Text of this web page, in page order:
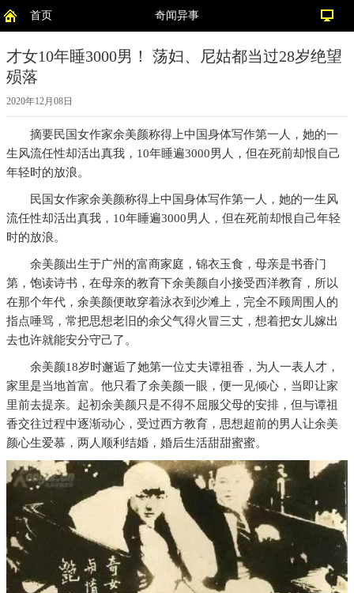
首页 奇闻异事
才女10年睡3000男！ 荡妇、尼姑都当过28岁绝望
殒落
2020年12月08日
摘要民国女作家余美颜称得上中国身体写作第一人，她的一
生风流任性却活出真我，10年睡遍3000男人，但在死前却恨自己
年轻时的放浪。
民国女作家余美颜称得上中国身体写作第一人，她的一生风
流任性却活出真我，10年睡遍3000男人，但在死前却恨自己年轻
时的放浪。
余美颜出生于广州的富商家庭，锦衣玉食，母亲是书香门
第，饱读诗书，在母亲的教育下余美颜自小接受西洋教育，所以
在那个年代，余美颜便敢穿着泳衣到沙滩上，完全不顾周围人的
指点唾骂，常把思想老旧的余父气得火冒三丈，想着把女儿嫁出
去也许就能安分守己了。
余美颜18岁时邂逅了她第一位丈夫谭祖香，为人一表人才，
家里是当地首富。他只看了余美颜一眼，便一见倾心，当即让家
里前去提亲。起初余美颜只是不得不屈服父母的安排，但与谭祖
香交往过程中逐渐动心，受过西方教育，思想超前的男人让余美
颜心生爱慕，两人顺利结婚，婚后生活甜甜蜜蜜。